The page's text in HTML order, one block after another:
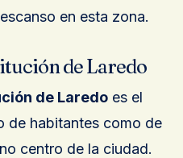
en esta zona.
de Laredo
de Laredo es el
de habitantes como de
centro de la ciudad.